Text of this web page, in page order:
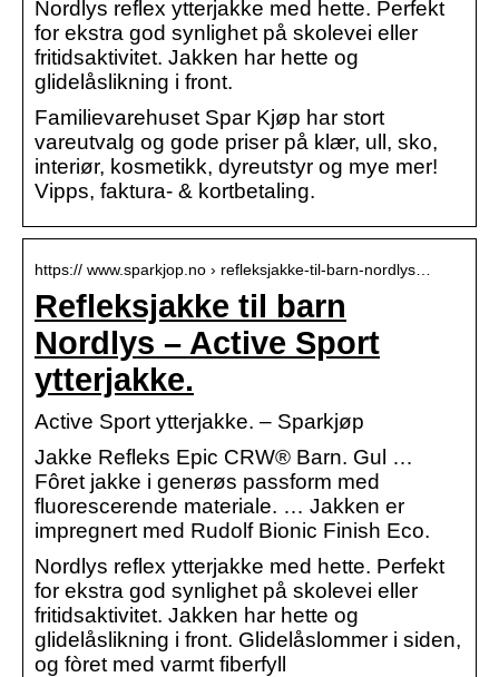
Nordlys reflex ytterjakke med hette. Perfekt
for ekstra god synlighet på skolevei eller
fritidsaktivitet. Jakken har hette og
glidelåslikning i front.
Familievarehuset Spar Kjøp har stort
vareutvalg og gode priser på klær, ull, sko,
interiør, kosmetikk, dyreutstyr og mye mer!
Vipps, faktura- & kortbetaling.
https:// www.sparkjop.no › refleksjakke-til-barn-nordlys…
Refleksjakke til barn
Nordlys – Active Sport
ytterjakke.
Active Sport ytterjakke. – Sparkjøp
Jakke Refleks Epic CRW® Barn. Gul …
Fôret jakke i generøs passform med
fluorescerende materiale. … Jakken er
impregnert med Rudolf Bionic Finish Eco.
Nordlys reflex ytterjakke med hette. Perfekt
for ekstra god synlighet på skolevei eller
fritidsaktivitet. Jakken har hette og
glidelåslikning i front. Glidelåslommer i siden,
og fòret med varmt fiberfyll